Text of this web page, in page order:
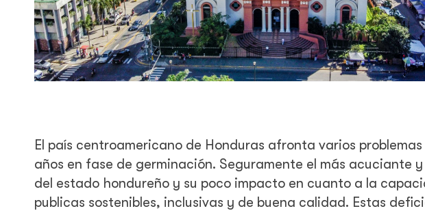
El país centroamericano de Honduras afronta varios
años en fase de germinación. Seguramente el más acuciante
del estado hondureño y su poco impacto en cuanto a la
publicas sostenibles, inclusivas y de buena calidad. Estas